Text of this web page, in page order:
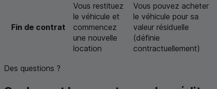
Fin de contrat
Vous restituez
le véhicule et
commencez
une nouvelle
location
Vous pouvez acheter
le véhicule pour sa
valeur résiduelle
(définie
contractuellement)
Des questions ?